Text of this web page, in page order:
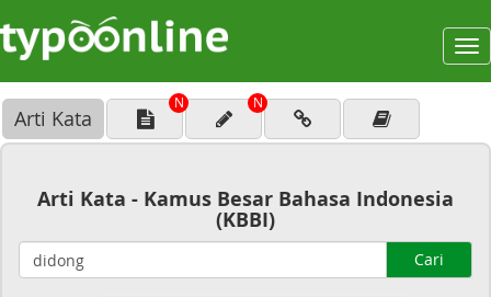
Arti Kata
N N
Arti Kata - Kamus Besar Bahasa Indonesia
(KBBI)
Cari